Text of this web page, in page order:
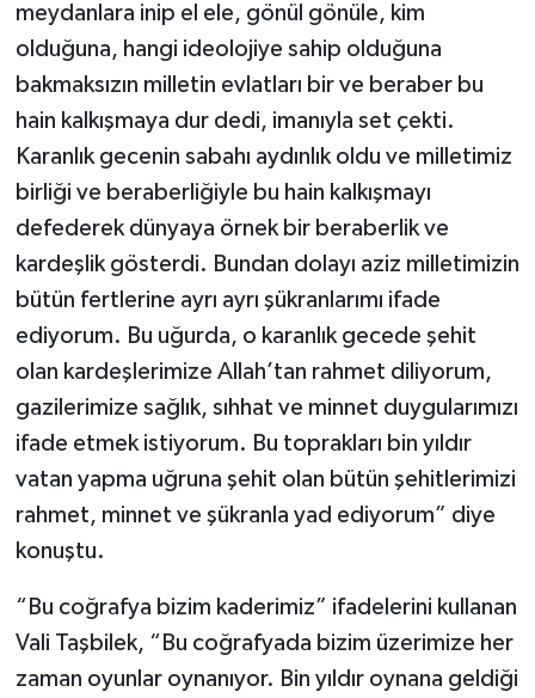
meydanlara inip el ele, gönül gönüle, kim
olduğuna, hangi ideolojiye sahip olduğuna
bakmaksızın milletin evlatları bir ve beraber bu
hain kalkışmaya dur dedi, imanıyla set çekti.
Karanlık gecenin sabahı aydınlık oldu ve milletimiz
birliği ve beraberliğiyle bu hain kalkışmayı
defederek dünyaya örnek bir beraberlik ve
kardeşlik gösterdi. Bundan dolayı aziz milletimizin
bütün fertlerine ayrı ayrı şükranlarımı ifade
ediyorum. Bu uğurda, o karanlık gecede şehit
olan kardeşlerimize Allah’tan rahmet diliyorum,
gazilerimize sağlık, sıhhat ve minnet duygularımızı
ifade etmek istiyorum. Bu toprakları bin yıldır
vatan yapma uğruna şehit olan bütün şehitlerimizi
rahmet, minnet ve şükranla yad ediyorum” diye
konuştu.
“Bu coğrafya bizim kaderimiz” ifadelerini kullanan
Vali Taşbilek, “Bu coğrafyada bizim üzerimize her
zaman oyunlar oynanıyor. Bin yıldır oynana geldiği